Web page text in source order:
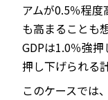
アムが0.5％程
も高まることも
GDPは1.0％強
押し下げられる
このケースでは